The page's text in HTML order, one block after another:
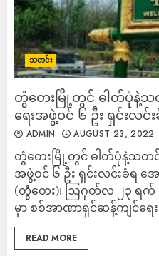
သတင်း
တွံတေးမြို့တွင် ဓါတ်ပုံနဲ့သ
ရေးအဖွဲ့ဝင် ၆ ဦး ရှင်းလင်း
ADMIN AUGUST 23, 2022
တွံတေးမြို့တွင် ဓါတ်ပုံနဲ့သတင်
အဖွဲ့ဝင် ၆ ဦး ရှင်းလင်းခံရ အ
(တွံတေး)၊ ဩဂုတ်လ ၂၃ ရက်
မှာ စစ်အာဏာရှင်ဆန့်ကျင်ရေ
READ MORE